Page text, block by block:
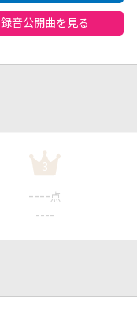
録音公開曲を見る
3
---- 点
----